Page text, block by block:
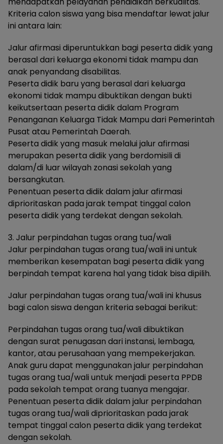
Kriteria calon siswa yang bisa mendaftar lewat jalur
ini antara lain:
Jalur afirmasi diperuntukkan bagi peserta didik yang
berasal dari keluarga ekonomi tidak mampu dan
anak penyandang disabilitas.
Peserta didik baru yang berasal dari keluarga
ekonomi tidak mampu dibuktikan dengan bukti
keikutsertaan peserta didik dalam Program
Penanganan Keluarga Tidak Mampu dari Pemerintah
Pusat atau Pemerintah Daerah.
Peserta didik yang masuk melalui jalur afirmasi
merupakan peserta didik yang berdomisili di
dalam/di luar wilayah zonasi sekolah yang
bersangkutan.
Penentuan peserta didik dalam jalur afirmasi
diprioritaskan pada jarak tempat tinggal calon
peserta didik yang terdekat dengan sekolah.
3. Jalur perpindahan tugas orang tua/wali
Jalur perpindahan tugas orang tua/wali ini untuk
memberikan kesempatan bagi peserta didik yang
berpindah tempat karena hal yang tidak bisa dipilih.
Jalur perpindahan tugas orang tua/wali ini khusus
bagi calon siswa dengan kriteria sebagai berikut:
Perpindahan tugas orang tua/wali dibuktikan
dengan surat penugasan dari instansi, lembaga,
kantor, atau perusahaan yang mempekerjakan.
Anak guru dapat menggunakan jalur perpindahan
tugas orang tua/wali untuk menjadi peserta PPDB
pada sekolah tempat orang tuanya mengajar.
Penentuan peserta didik dalam jalur perpindahan
tugas orang tua/wali diprioritaskan pada jarak
tempat tinggal calon peserta didik yang terdekat
dengan sekolah.